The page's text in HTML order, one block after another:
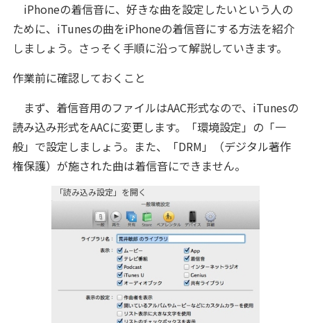
iPhoneの着信音に、好きな曲を設定したいという人の
ために、iTunesの曲をiPhoneの着信音にする方法を紹介
しましょう。さっそく手順に沿って解説していきます。
作業前に確認しておくこと
まず、着信音用のファイルはAAC形式なので、iTunesの
読み込み形式をAACに変更します。「環境設定」の「一
般」で設定しましょう。また、「DRM」（デジタル著作
権保護）が施された曲は着信音にできません。
「読み込み設定」を開く